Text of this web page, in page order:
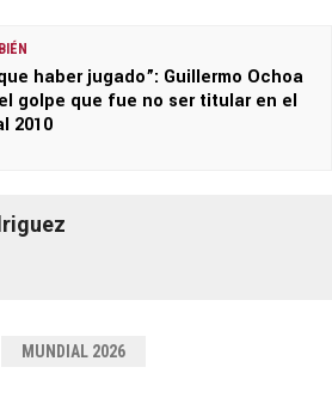
haber jugado”: Guillermo Ochoa
golpe que fue no ser titular en el
2010
MUNDIAL 2026